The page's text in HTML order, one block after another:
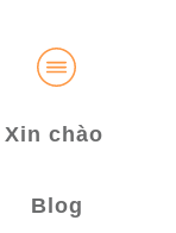
Xin chào
Blog